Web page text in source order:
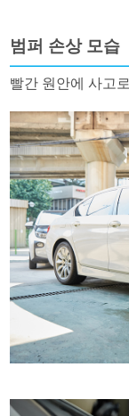
범퍼 손상 모습
빨간 원안에 사고